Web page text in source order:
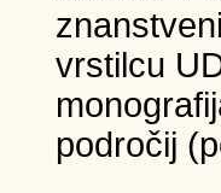
vrstilcu
področij